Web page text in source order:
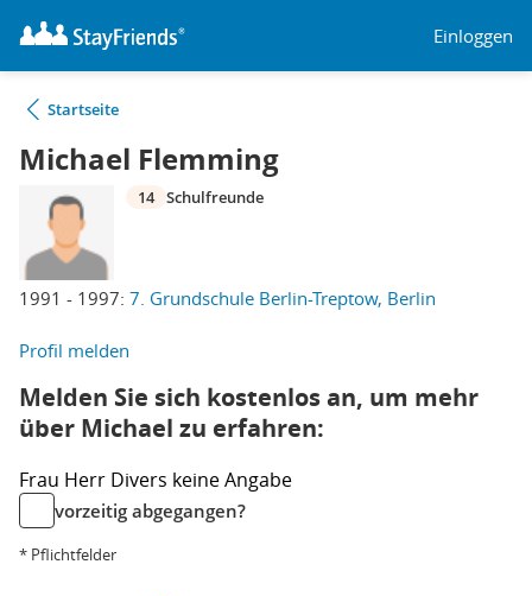
Einloggen
Startseite
Michael Flemming
1991 - 1997: 7. Grundschule Berlin-Treptow, Berlin
14 Schulfreunde
Profil melden
Melden Sie sich kostenlos an, um mehr
über Michael zu erfahren:
Frau Herr Divers keine Angabe
vorzeitig abgegangen?
* Pflichtfelder